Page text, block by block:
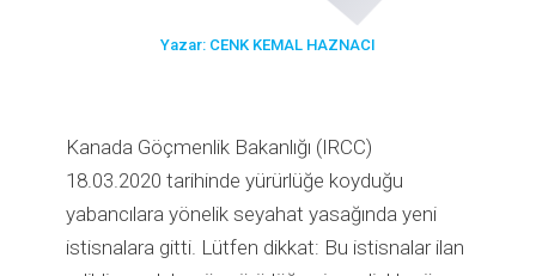
Yazar: CENK KEMAL HAZNACI
Kanada Göçmenlik Bakanlığı (IRCC)
18.03.2020 tarihinde yürürlüğe koyduğu
yabancılara yönelik seyahat yasağında yeni
istisnalara gitti. Lütfen dikkat: Bu istisnalar ilan